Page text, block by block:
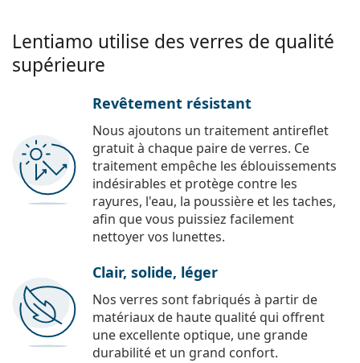
Lentiamo utilise des verres de qualité
supérieure
Revêtement résistant
Nous ajoutons un traitement antireflet
gratuit à chaque paire de verres. Ce
traitement empêche les éblouissements
indésirables et protège contre les
rayures, l'eau, la poussière et les taches,
afin que vous puissiez facilement
nettoyer vos lunettes.
Clair, solide, léger
Nos verres sont fabriqués à partir de
matériaux de haute qualité qui offrent
une excellente optique, une grande
durabilité et un grand confort.